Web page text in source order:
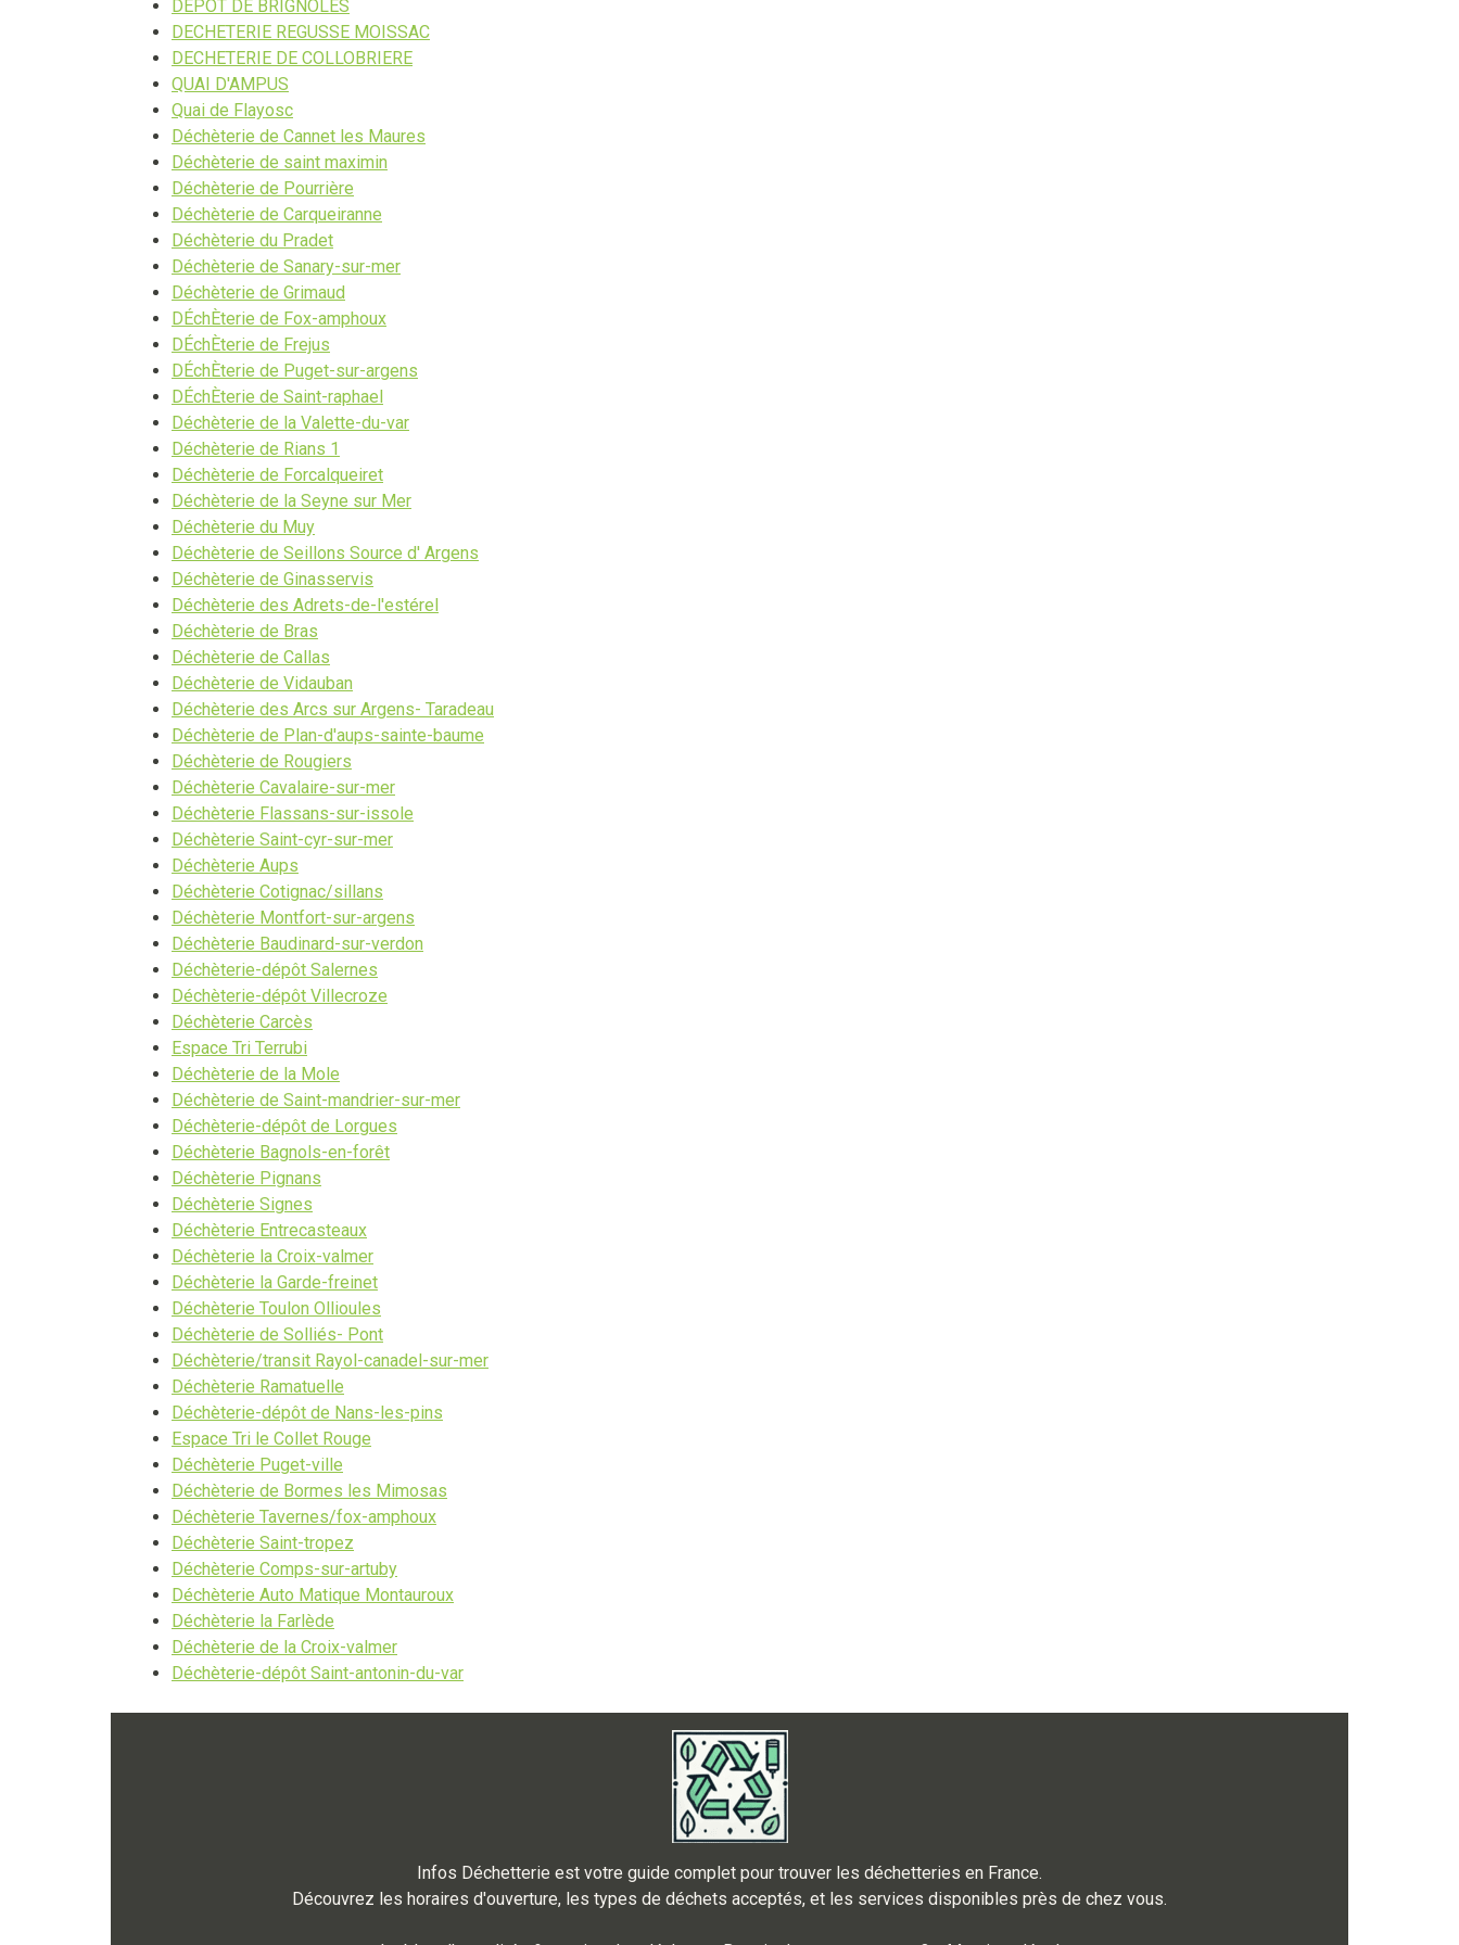
DEPOT DE BRIGNOLES
DECHETERIE REGUSSE MOISSAC
DECHETERIE DE COLLOBRIERE
QUAI D'AMPUS
Quai de Flayosc
Déchèterie de Cannet les Maures
Déchèterie de saint maximin
Déchèterie de Pourrière
Déchèterie de Carqueiranne
Déchèterie du Pradet
Déchèterie de Sanary-sur-mer
Déchèterie de Grimaud
DÉchÈterie de Fox-amphoux
DÉchÈterie de Frejus
DÉchÈterie de Puget-sur-argens
DÉchÈterie de Saint-raphael
Déchèterie de la Valette-du-var
Déchèterie de Rians 1
Déchèterie de Forcalqueiret
Déchèterie de la Seyne sur Mer
Déchèterie du Muy
Déchèterie de Seillons Source d' Argens
Déchèterie de Ginasservis
Déchèterie des Adrets-de-l'estérel
Déchèterie de Bras
Déchèterie de Callas
Déchèterie de Vidauban
Déchèterie des Arcs sur Argens- Taradeau
Déchèterie de Plan-d'aups-sainte-baume
Déchèterie de Rougiers
Déchèterie Cavalaire-sur-mer
Déchèterie Flassans-sur-issole
Déchèterie Saint-cyr-sur-mer
Déchèterie Aups
Déchèterie Cotignac/sillans
Déchèterie Montfort-sur-argens
Déchèterie Baudinard-sur-verdon
Déchèterie-dépôt Salernes
Déchèterie-dépôt Villecroze
Déchèterie Carcès
Espace Tri Terrubi
Déchèterie de la Mole
Déchèterie de Saint-mandrier-sur-mer
Déchèterie-dépôt de Lorgues
Déchèterie Bagnols-en-forêt
Déchèterie Pignans
Déchèterie Signes
Déchèterie Entrecasteaux
Déchèterie la Croix-valmer
Déchèterie la Garde-freinet
Déchèterie Toulon Ollioules
Déchèterie de Solliés- Pont
Déchèterie/transit Rayol-canadel-sur-mer
Déchèterie Ramatuelle
Déchèterie-dépôt de Nans-les-pins
Espace Tri le Collet Rouge
Déchèterie Puget-ville
Déchèterie de Bormes les Mimosas
Déchèterie Tavernes/fox-amphoux
Déchèterie Saint-tropez
Déchèterie Comps-sur-artuby
Déchèterie Auto Matique Montauroux
Déchèterie la Farlède
Déchèterie de la Croix-valmer
Déchèterie-dépôt Saint-antonin-du-var
Infos Déchetterie est votre guide complet pour trouver les déchetteries en France.
Découvrez les horaires d'ouverture, les types de déchets acceptés, et les services disponibles près de chez vous.